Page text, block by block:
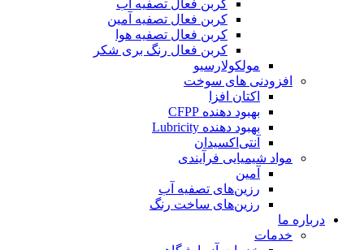
کربن فعال تصفیه آب
کربن فعال تصفیه آمین
کربن فعال تصفیه هوا
کربن فعال رنگ بری شکر
مولکولارسیو
افزودنی های سوخت
اکتان افزا
بهبود دهنده CFPP
بهبود دهنده Lubricity
آنتی‌اکسیدان
مواد شیمیایی فرآیندی
آمین
رزین‌های تصفیه آب
رزین‌های ساخت رنگ
درباره ما
خدمات